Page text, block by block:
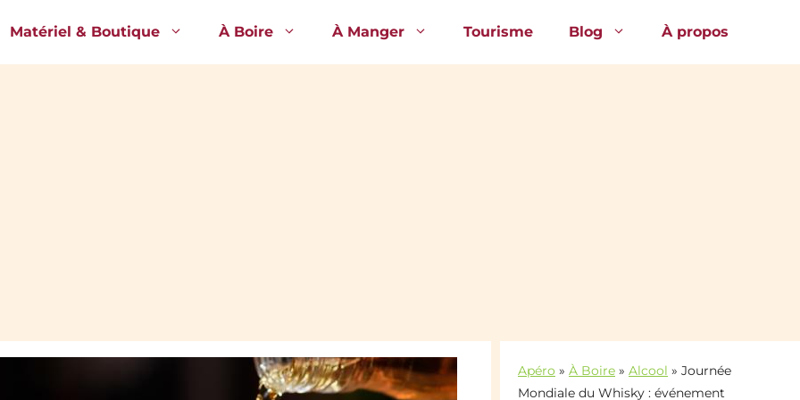
Matériel & Boutique À Boire À Manger Tourisme Blog À propos
Apéro » À Boire » Alcool » Journée
Mondiale du Whisky : événement